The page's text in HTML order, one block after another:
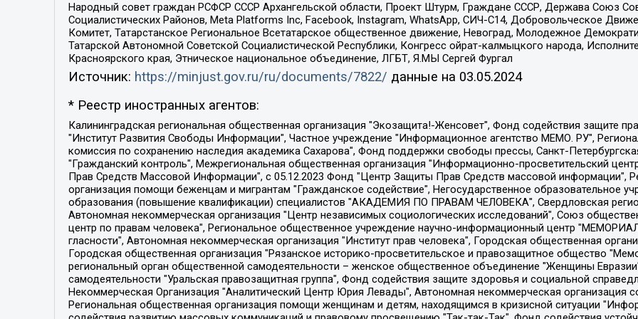
Народный совет граждан РСФСР СССР Архангельской области, Проект Штурм, Граждане СССР, Держава Союз
Социалистических Районов, Meta Platforms Inc, Facebook, Instagram, WhatsApp, СИЧ-С14, Добровольческое
Комитет, Татарстанское Региональное Всетатарское общественное движение, Невоград, Молодежное
Татарской Автономной Советской Социалистической Республики, Конгресс ойрат-калмыцкого народа,
Красноярского края, Этническое национальное объединение, ЛГБТ, Я.МЫ Сергей Фургал
Источник: https://minjust.gov.ru/ru/documents/7822/ данные на 03.05.2024
* Реестр иностранных агентов:
Калининградская региональная общественная организация "Экозащита!-Женсовет", Фонд содействия защите прав и свобод граждан "Общественный вердикт", Фонд "Институт Развития Свободы Информации", Частное учреждение "Информационное агентство МЕМО. РУ", Региональная общественная организация "Общественная комиссия по сохранению наследия академика Сахарова", Фонд поддержки свободы прессы, Санкт-Петербургская общественная правозащитная организация "Гражданский контроль", Межрегиональная общественная организация "Информационно-просветительский центр "Мемориал", Региональный Фонд "Центр Защиты Прав Средств Массовой Информации", с 05.12.2023 Фонд "Центр Защиты Прав Средств массовой информации", Региональная общественная благотворительная организация помощи беженцам и мигрантам "Гражданское содействие", Негосударственное образовательное учреждение дополнительного профессионального образования (повышение квалификации) специалистов "АКАДЕМИЯ ПО ПРАВАМ ЧЕЛОВЕКА", Свердловская региональная общественная организация "Сутяжник", Автономная некоммерческая организация "Центр независимых социологических исследований", Союз общественных объединений "Российский исследовательский центр по правам человека", Региональное общественное учреждение научно-информационный центр "МЕМОРИАЛ", Некоммерческая организация "Фонд защиты гласности", Автономная некоммерческая организация "Институт прав человека", Городская общественная организация "Екатеринбургское общество "МЕМОРИАЛ", Городская общественная организация "Рязанское историко-просветительское и правозащитное общество "Мемориал" (Рязанский Мемориал), Челябинский региональный орган общественной самодеятельности – женское общественное объединение "Женщины Евразии", Челябинский региональный орган общественной самодеятельности "Уральская правозащитная группа", Фонд содействия защите здоровья и социальной справедливости имени Андрея Рылькова, Автономная Некоммерческая Организация "Аналитический Центр Юрия Левады", Автономная некоммерческая организация социальной поддержки населения "Проект Апрель", Региональная общественная организация помощи женщинам и детям, находящимся в кризисной ситуации "Информационно-методический центр "Анна", Фонд содействия развитию массовых коммуникаций и правовому просвещению "Так-так-Так", Фонд содействия устойчивому развитию "Серебряная тайга", Свердловский региональный общественный фонд социальных проектов "Новое время", "Idel.Реалии", Кавказ.Реалии, Крым.Реалии, Телеканал Настоящее Время, Татаро-башкирская служба Радио Свобода (Azatliq Radiosi), Радио Свободная Европа/Радио Свобода (PCE/PC), "Сибирь.Реалии", "Фактограф", Благотворительный фонд помощи осужденным и их семьям, Автономная некоммерческая организация "Институт глобализации и социальных движений", Фонд "В защиту прав заключенных", Частное учреждение "Центр поддержки и содействия развитию средств массовой информации", Пензенский региональный общественный благотворительный фонд "Гражданский союз", "Север.Реалии", Некоммерческая организация Фонд "Правовая инициатива", Общество с ограниченной ответственностью "Радио Свободная Европа/Радио Свобода", Чешское информационное агентство "MEDIUM-ORIENT", Красноярская региональная общественная организация "Мы против СПИДа", Камалягин Денис Николаевич, Маркелов Сергей Евгеньевич, Пономарев Лев Александрович, Савицкая Людмила Алексеевна, Автономная некоммерческая организация "Центр по работе с проблемой насилия "НАСИЛИЮ.НЕТ", Межрегиональный профессиональный союз работников здравоохранения "Альянс врачей", Юридическое лицо, зарегистрированное в Латвийской Республике, SIA "Medusa Project" (регистрационный номер 40103797863, дата регистрации 10.06.2014), Некоммерческая организация "Фонд по борьбе с коррупцией", Автономная некоммерческая организация "Институт права и публичной политики", Баданин Роман Сергеевич, Гликин Максим Александрович, Железнова Мария Михайловна, Лукьянова Юлия Сергеевна, Маетная Елизавета Витальевна, Маняхин Петр Борисович, Чуракова Ольга Владимировна, Ярош Юлия Петровна, Юридическое лицо "The Insider SIA", зарегистрированное в Риге, Латвийская Республика (дата регистрации 26.06.2015), являющееся администратором доменного имени интернет-издания "The Insider SIA", https://theins.ru, Постернак Алексей Евгеньевич, Рубин Михаил Аркадьевич, Анин Роман Александрович, Юридическое лицо Istories fonds, зарегистрированное в Латвийской Республике (регистрационный номер 50008295751, дата регистрации 24.02.2020), Великовский Дмитрий Александрович, Долинина Ирина Николаевна, Мароховская Алеся Алексеевна, Шлейнов Роман Юрьевич, Шмагун Олеся Валентиновна, Общество с ограниченной ответственностью "Альтаир 2021", Общество с ограниченной ответственностью "Вега 2021", Общество с ограниченной ответственностью "Главный редактор 2021", Общество с ограниченной ответственностью "Ромашки монолит", Важенков Артем Валерьевич, Ивановская областная общественная организация "Центр гендерных исследований", Гурман Юрий Альбертович, Медиапроект "ОВД-Инфо", Егоров Владимир Владимирович, Жилинский Владимир Александрович, Общество с ограниченной ответственностью "ЗП", Иванова София Юрьевна, Карезина Инна Павловна, Кильтау Екатерина Викторовна, Петров Алексей Викторович, Пискунов Сергей Евгеньевич, Смирнов Сергей Сергеевич, Тихонов Михаил Сергеевич, Общество с ограниченной ответственностью "ЖУРНАЛИСТ-ИНОСТРАННЫЙ АГЕНТ", Арапова Галина Юрьевна, Вольтская Татьяна Анатольевна, Американская компания "Mason G.E.S. Anonymous Foundation" (США), являющаяся владельцем интернет-издания https://mnews.world/, Компания "Stichting Bellingcat", зарегистрированная в Нидерландах (дата регистрации 11.07.2018), Захаров Андрей Вячеславович, Клепиковская Екатерина Дмитриевна, Общество с ограниченной ответственностью "МЕМО", Перл Роман Александрович, Симонов Евгений Алексеевич, Соловьева Елена Анатольевна, Сотников Даниил Владимирович, Сурначева Елизавета Дмитриевна, Автономная некоммерческая организация по защите прав человека и информированию населения "Якутия – Наше Мнение", Общество с ограниченной ответственностью "Москоу диджитал медиа", с 26.01.2023 Общество с ограниченной ответственностью "Чайка Белые сады", Ветошкина Валерия Валерьевна, Заговора Максим Александрович, Межрегиональное общественное движение "Российская ЛГБТ - сеть", Оленичев Максим Владимирович, Павлов Иван Юрьевич, Скворцова Елена Сергеевна, Общество с ограниченной ответственностью "Как бы инагент", Кочетков Игорь Викторович, Общество с ограниченной ответственностью "Честные выборы", Еланчик Олег Александрович, Общество с ограниченной ответственностью "Нобелевский призыв", Гималова Регина Эмилевна, Григорьев Андрей Валерьевич, Григорьева Алина Александровна, Ассоциация по содействию защите прав призывников, альтернативнослужащих и военнослужащих "Правозащитная группа